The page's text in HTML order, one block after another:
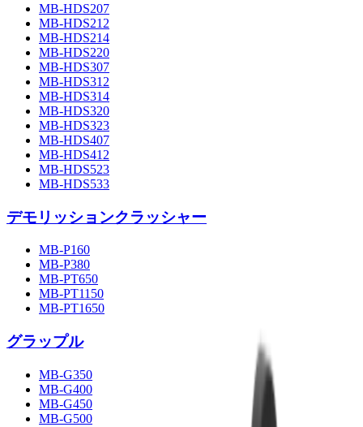
MB-HDS207
MB-HDS212
MB-HDS214
MB-HDS220
MB-HDS307
MB-HDS312
MB-HDS314
MB-HDS320
MB-HDS323
MB-HDS407
MB-HDS412
MB-HDS523
MB-HDS533
デモリッションクラッシャー
MB-P160
MB-P380
MB-PT650
MB-PT1150
MB-PT1650
グラップル
MB-G350
MB-G400
MB-G450
MB-G500